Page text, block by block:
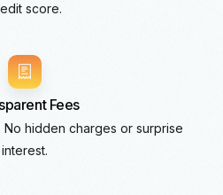
score.
Fees
hidden charges or surprise
interest.